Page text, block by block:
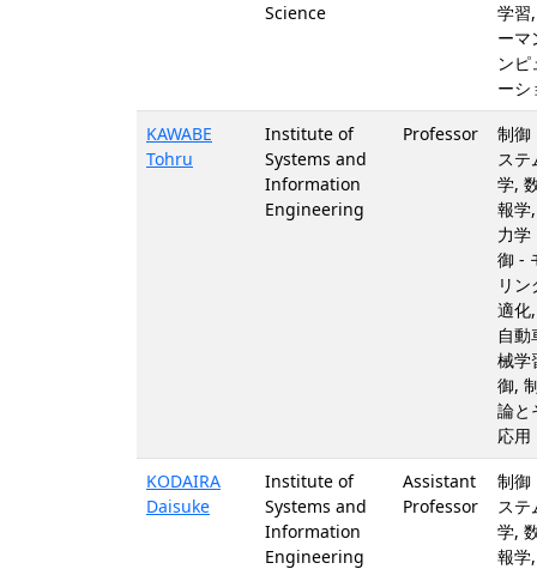
Science
学習
ーマ
ンピ
ーシ
KAWABE
Tohru
Institute of
Systems and
Information
Engineering
Professor
制御
ステ
学,
報学
力学
御 -
リ
適化
自動
械学
御,
論と
応用
KODAIRA
Daisuke
Institute of
Systems and
Information
Engineering
Assistant
Professor
制御
ステ
学,
報学